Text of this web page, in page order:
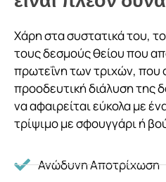
Χάρη στα συστατικά του,
τους δεσμούς θείου που
πρωτεΐνη των τριχών, που
προοδευτική διάλυση της
να αφαιρείται εύκολα με
τρίψιμο με σφουγγάρι ή
Ανώδυνη Αποτρίχωση